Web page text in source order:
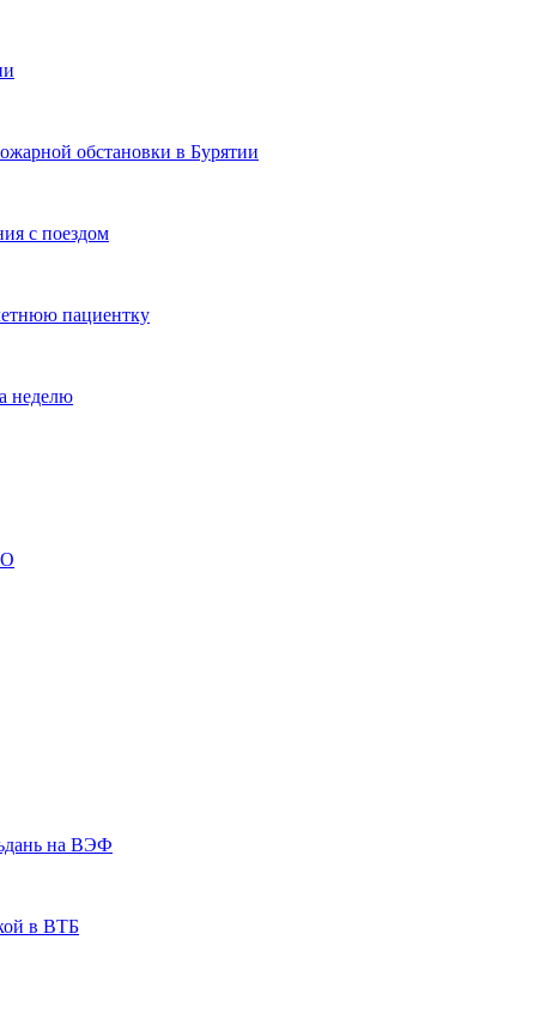
обстановки в Бурятии
с поездом
пациентку
неделю
на ВЭФ
в ВТБ